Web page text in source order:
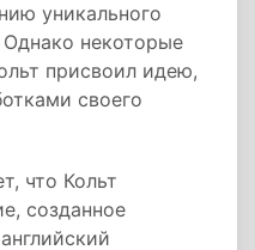
уникального
некоторые
присвоил идею,
своего
что Кольт
созданное